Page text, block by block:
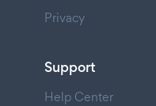
Privacy
Support
Help Center